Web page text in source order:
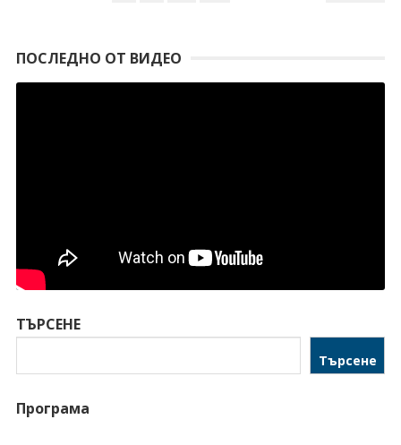
ПОСЛЕДНО ОТ ВИДЕО
ТЪРСЕНЕ
Търсене
Програма